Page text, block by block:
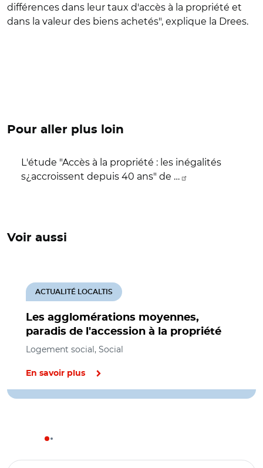
différences dans leur taux d'accès à la propriété et
dans la valeur des biens achetés", explique la Drees.
Pour aller plus loin
L'étude "Accès à la propriété : les inégalités
s¿accroissent depuis 40 ans" de …
Voir aussi
Les agglomérations moyennes,
paradis de l'accession à la propriété
ACTUALITÉ LOCALTIS
Logement social, Social
En savoir plus